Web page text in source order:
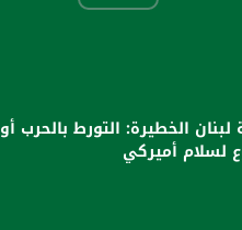
الخطيرة: التورط بالحرب أو
لسلام أميركي